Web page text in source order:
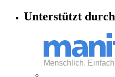
Unterstützt durch